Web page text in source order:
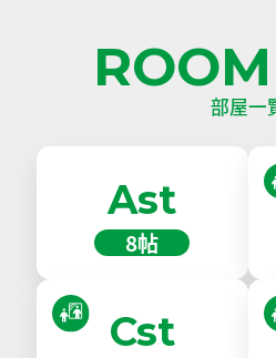
部屋一
Ast
8帖
Cst